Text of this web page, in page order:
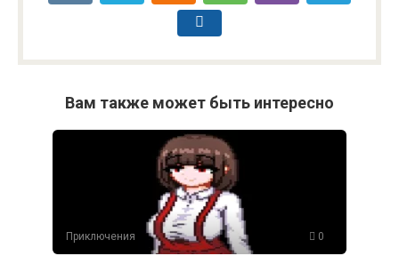
Вам также может быть интересно
Приключения 0